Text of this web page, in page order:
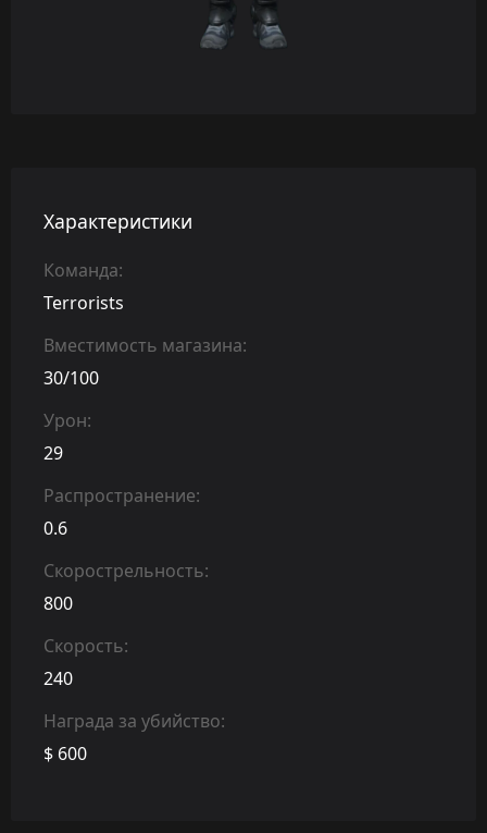
Характеристики
Команда:
Terrorists
Вместимость магазина:
30/100
Урон:
29
Распространение:
0.6
Скорострельность:
800
Скорость:
240
Награда за убийство:
$ 600